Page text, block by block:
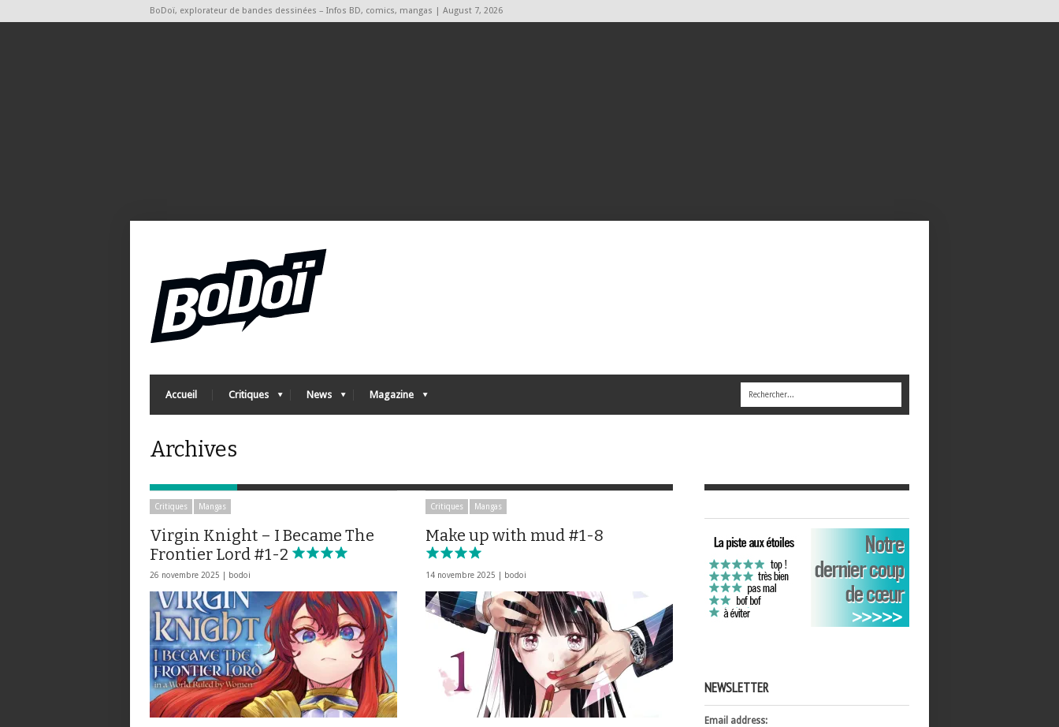
BoDoï, explorateur de bandes dessinées – Infos BD, comics, mangas | August 7, 2026
Accueil Critiques News Magazine
Archives
Critiques Mangas
Virgin Knight – I Became The
Frontier Lord #1-2
26 novembre 2025 | bodoi
Critiques Mangas
Make up with mud #1-8
14 novembre 2025 | bodoi
NEWSLETTER
Email address: